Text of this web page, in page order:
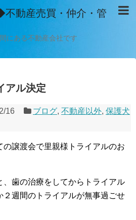
動産売買・仲介・管
にある不動産会社です
アル決定
16 ブログ,不動産以外,保護犬
の譲渡会で里親様トライアルのお
、歯の治療をしてからトライアル
２週間のトライアルが無事過ごせ